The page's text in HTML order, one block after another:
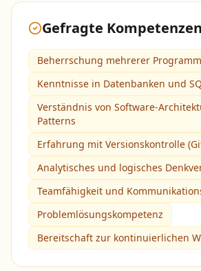
Gefragte Kompetenzen
Beherrschung mehrerer
Kenntnisse in Datenbanken und
Verständnis von Software-
Patterns
Erfahrung mit Versionskontrolle
Analytisches und logisches
Teamfähigkeit und
Problemlösungskompetenz
Bereitschaft zur kontinuierlichen